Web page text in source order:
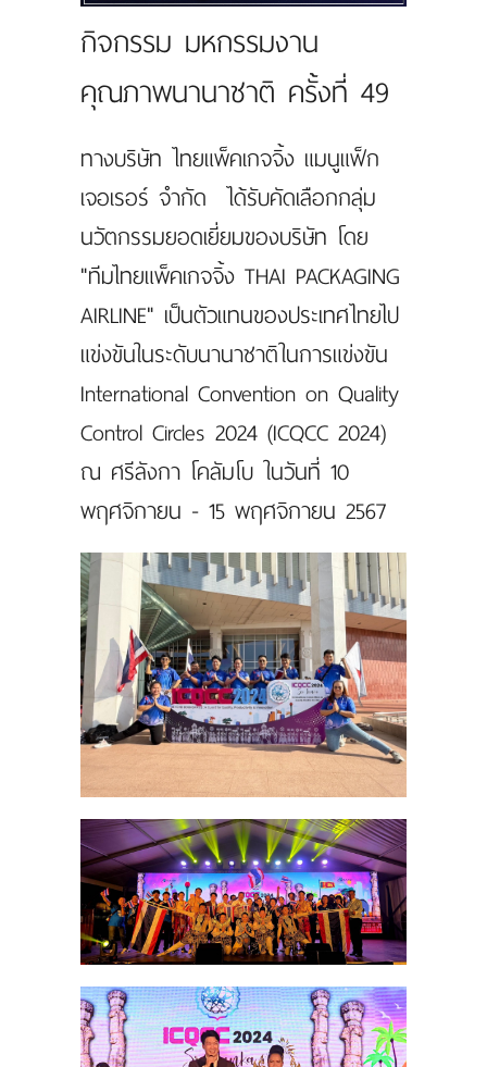
กิจกรรม มหกรรมงาน
คุณภาพนานาชาติ ครั้งที่ 49
ทางบริษัท ไทยแพ็คเกจจิ้ง แมนูแฟ็ก
เจอเรอร์ จำกัด ได้รับคัดเลือกกลุ่ม
นวัตกรรมยอดเยี่ยมของบริษัท โดย
"ทีมไทยแพ็คเกจจิ้ง THAI PACKAGING
AIRLINE" เป็นตัวแทนของประเทศไทยไป
แข่งขันในระดับนานาชาติในการแข่งขัน
International Convention on Quality
Control Circles 2024 (ICQCC 2024)
ณ ศรีลังกา โคลัมโบ ในวันที่ 10
พฤศจิกายน - 15 พฤศจิกายน 2567